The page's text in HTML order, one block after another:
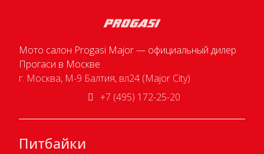
Мото салон Progasi Major — официальный дилер
Прогаси в Москве
г. Москва, М-9 Балтия, вл24 (Major City)
+7 (495) 172-25-20
Питбайки